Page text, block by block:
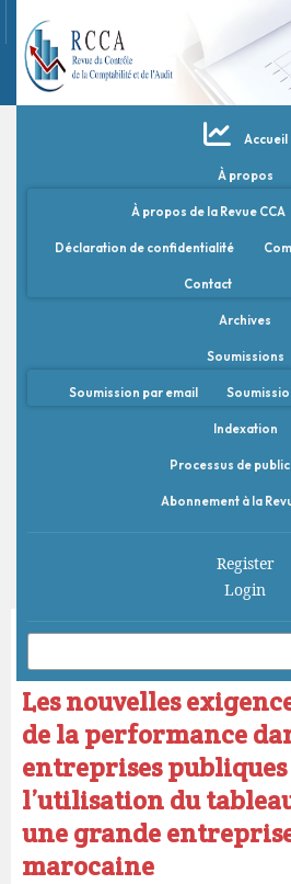
Accueil
À propos
À propos de la Revue CCA
Déclaration de confidentialité
Contact
Archives
Soumissions
Soumission par email
Indexation
Processus de
Abonnement à la
Register
Login
Home / Archives / Vol. 5 No. 2 (2021)
Les nouvelles
de la performance
entreprises publiques
l’utilisation du
une grande
marocaine